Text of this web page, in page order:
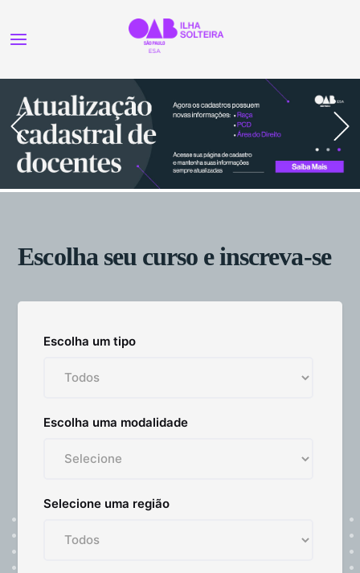
Escolha seu curso e inscreva-se
Escolha um tipo
Escolha uma modalidade
Selecione uma região